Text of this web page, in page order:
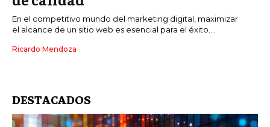
En el competitivo mundo del marketing digital, maximizar
el alcance de un sitio web es esencial para el éxito....
Ricardo Mendoza
DESTACADOS